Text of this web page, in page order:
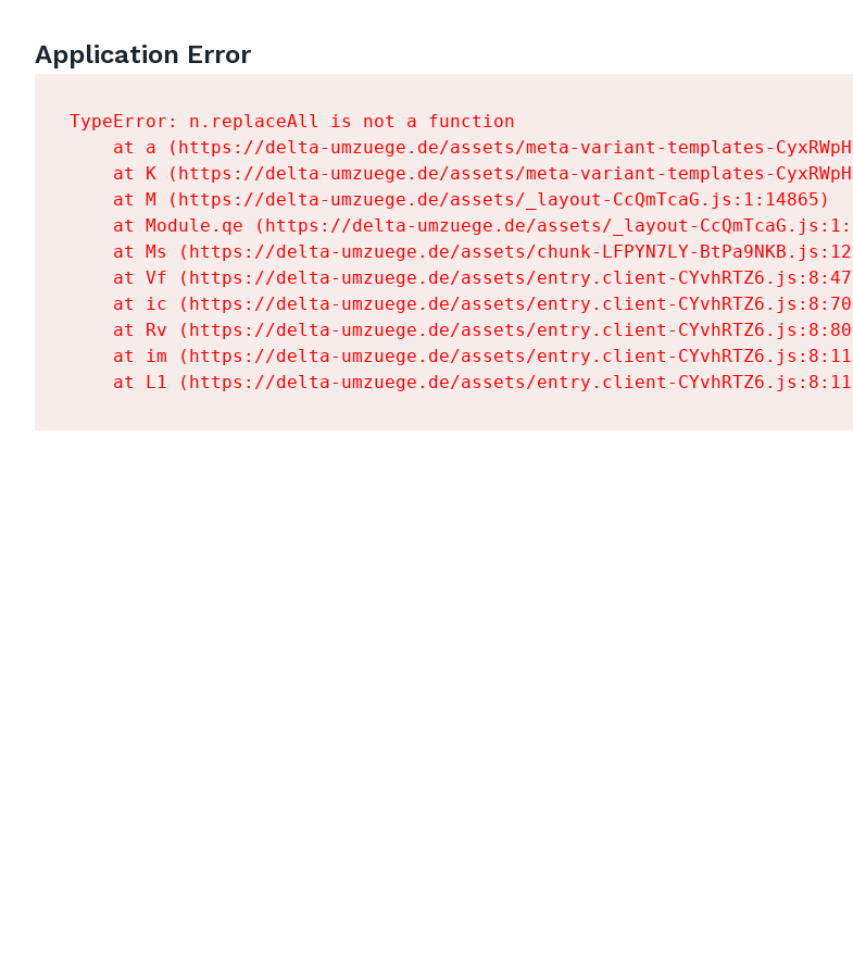
Application Error
TypeError: n.replaceAll is not a function
at a (https://delta-umzuege.de/assets/meta-variant-templates-
at K (https://delta-umzuege.de/assets/meta-variant-templates-
    at M (https://delta-umzuege.de/assets/_layout-CcQmTcaG.js:1:14865)
at Module.qe (https://delta-umzuege.de/assets/_layout-
at Ms (https://delta-umzuege.de/assets/chunk-LFPYN7LY-
at Vf (https://delta-umzuege.de/assets/entry.client-
at ic (https://delta-umzuege.de/assets/entry.client-
at Rv (https://delta-umzuege.de/assets/entry.client-
at im (https://delta-umzuege.de/assets/entry.client-
at L1 (https://delta-umzuege.de/assets/entry.client-